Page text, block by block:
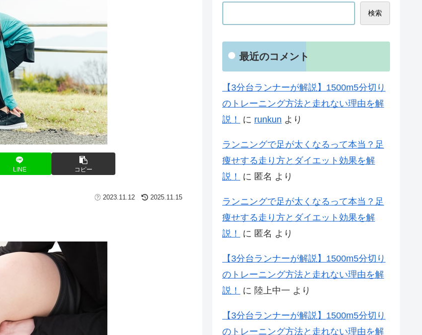
LINE コピー
2023.11.12 2025.11.15
検索
最近のコメント
【3分台ランナーが解説】1500m5分切り
のトレーニング方法と走れない理由を解
説！
に runkun より
ランニングで足が太くなるって本当？足
痩せする走り方とダイエット効果を解
説！
に 匿名 より
ランニングで足が太くなるって本当？足
痩せする走り方とダイエット効果を解
説！
に 匿名 より
【3分台ランナーが解説】1500m5分切り
のトレーニング方法と走れない理由を解
説！
に 陸上中一 より
【3分台ランナーが解説】1500m5分切り
のトレーニング方法と走れない理由を解